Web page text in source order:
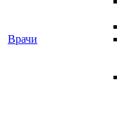
Врачи